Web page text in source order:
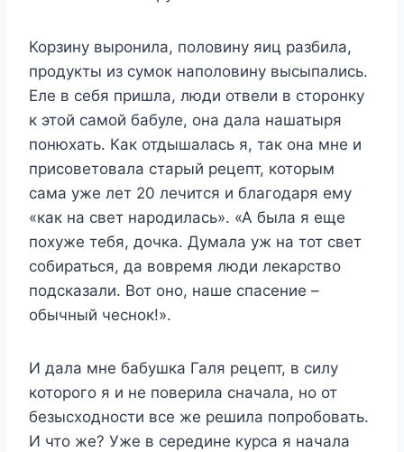
Корзину выронила, половину яиц разбила,
продукты из сумок наполовину высыпались.
Еле в себя пришла, люди отвели в сторонку
к этой самой бабуле, она дала нашатыря
понюхать. Как отдышалась я, так она мне и
присоветовала старый рецепт, которым
сама уже лет 20 лечится и благодаря ему
«как на свет народилась». «А была я еще
похуже тебя, дочка. Думала уж на тот свет
собираться, да вовремя люди лекарство
подсказали. Вот оно, наше спасение –
обычный чеснок!».
И дала мне бабушка Галя рецепт, в силу
которого я и не поверила сначала, но от
безысходности все же решила попробовать.
И что же? Уже в середине курса я начала